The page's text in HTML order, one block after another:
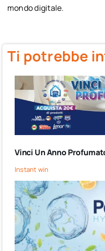
mondo digitale.
Ti potrebbe
Vinci Un Anno
Instant win